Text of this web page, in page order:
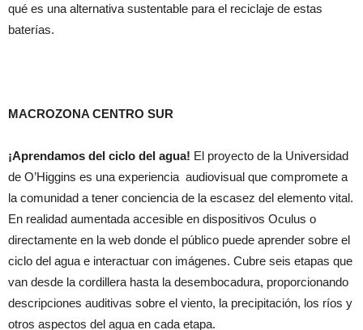
qué es una alternativa sustentable para el reciclaje de estas
baterías.
MACROZONA CENTRO SUR
¡Aprendamos del ciclo del agua! El proyecto de la Universidad
de O’Higgins es una experiencia audiovisual que compromete a
la comunidad a tener conciencia de la escasez del elemento vital.
En realidad aumentada accesible en dispositivos Oculus o
directamente en la web donde el público puede aprender sobre el
ciclo del agua e interactuar con imágenes. Cubre seis etapas que
van desde la cordillera hasta la desembocadura, proporcionando
descripciones auditivas sobre el viento, la precipitación, los ríos y
otros aspectos del agua en cada etapa.